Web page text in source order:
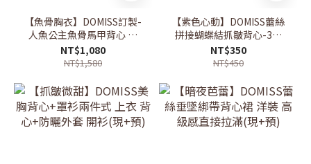
【魚骨胸衣】DOMISS訂製-
人魚公主魚骨馬甲背心 可
拆肩帶 蕾絲上衣 (現貨)
NT$1,080
NT$1,580
【紫色心動】DOMISS蕾絲
拼接蝴蝶結抓皺背心-3色
(現貨)
NT$350
NT$450